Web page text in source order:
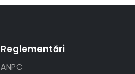
Reglementări
ANPC